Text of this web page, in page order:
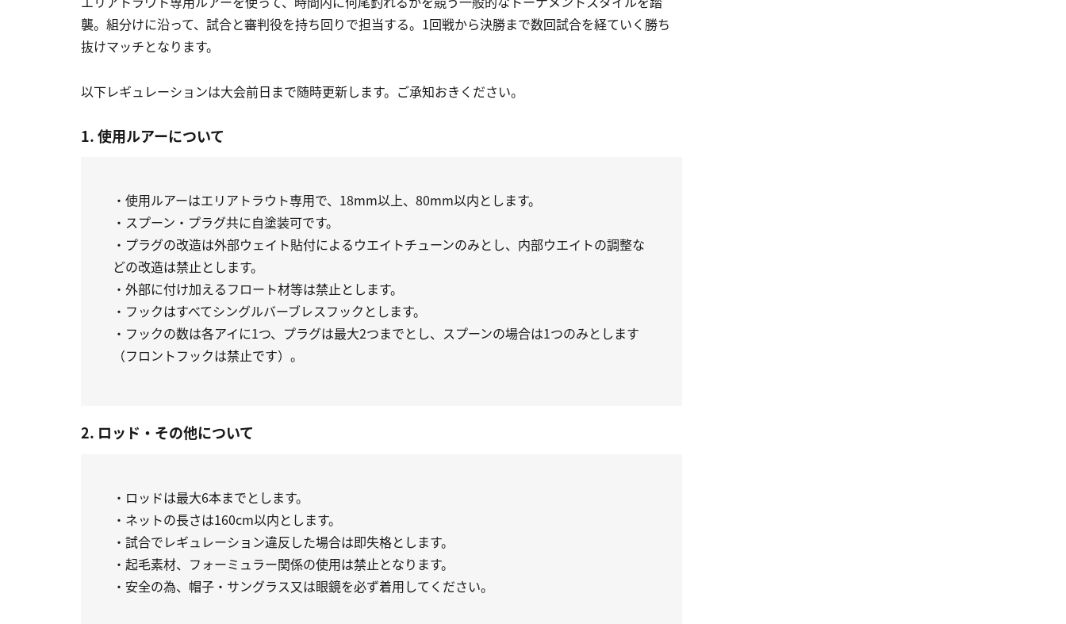
襲。組分けに沿って、試合と審判役を持ち回りで担当する。1回戦から決勝まで数回試合を経ていく勝ち
抜けマッチとなります。
以下レギュレーションは大会前日まで随時更新します。ご承知おきください。
1. 使用ルアーについて
・使用ルアーはエリアトラウト専用で、18mm以上、80mm以内とします。
・スプーン・プラグ共に自塗装可です。
・プラグの改造は外部ウェイト貼付によるウエイトチューンのみとし、内部ウエイトの調整な
どの改造は禁止とします。
・外部に付け加えるフロート材等は禁止とします。
・フックはすべてシングルバーブレスフックとします。
・フックの数は各アイに1つ、プラグは最大2つまでとし、スプーンの場合は1つのみとします
（フロントフックは禁止です）。
2. ロッド・その他について
・ロッドは最大6本までとします。
・ネットの長さは160cm以内とします。
・試合でレギュレーション違反した場合は即失格とします。
・起毛素材、フォーミュラー関係の使用は禁止となります。
・安全の為、帽子・サングラス又は眼鏡を必ず着用してください。